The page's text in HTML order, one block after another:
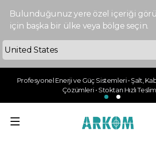
Bulunduğunuz yere özel içeriği
için başka bir ülke veya bölge seçin.
Profesyonel Enerji ve Güç Sistemleri • Şalt,
Çözümleri • Stoktan Hızlı